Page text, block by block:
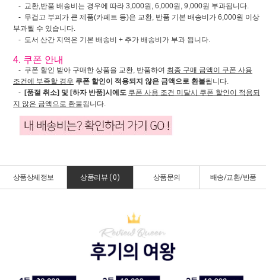
- 교환,반품 배송비는 경우에 따라 3,000원, 6,000원, 9,000원 부과됩니다.
- 무겁고 부피가 큰 제품(카페트 등)은 교환, 반품 기본 배송비가 6,000원 이상
부과될 수 있습니다.
- 도서 산간 지역은 기본 배송비 + 추가 배송비가 부과 됩니다.
4. 쿠폰 안내
- 쿠폰 할인 받아 구매한 상품을 교환, 반품하여 최종 구매 금액이 쿠폰 사용
조건에 부족할 경우 쿠폰 할인이 적용되지 않은 금액으로 환불됩니다.
- [품절 취소] 및 [하자 반품]시에도 쿠폰 사용 조건 미달시 쿠폰 할인이 적용되
지 않은 금액으로 환불됩니다.
상품상세정보 상품리뷰 ( 0) 상품문의 배송/교환/반품